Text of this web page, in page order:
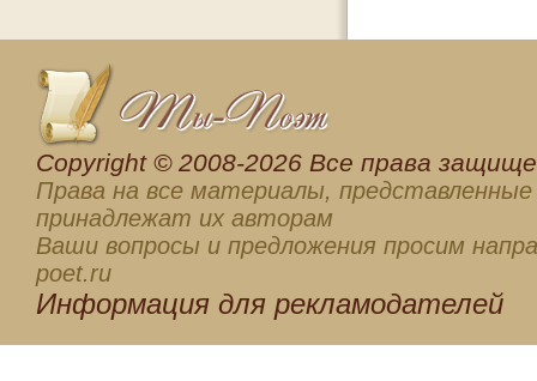
Сopyright © 2008-2026 Все права
Права на все материалы, представленные
принадлежат их авторам
Ваши вопросы и предложения просим
poet.ru
Информация для рекламодателей